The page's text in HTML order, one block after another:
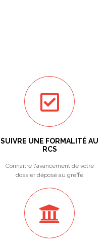
SUIVRE UNE FORMALITÉ AU
RCS
Connaître l'avancement de votre
dossier déposé au greffe